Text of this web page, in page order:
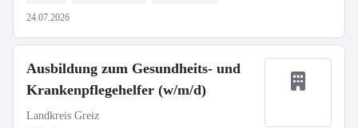
24.07.2026
Ausbildung zum Gesundheits- und
Krankenpflegehelfer (w/m/d)
Landkreis Greiz